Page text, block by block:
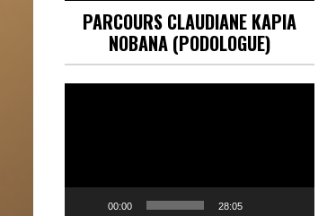
PARCOURS CLAUDIANE KAPIA
NOBANA (PODOLOGUE)
00:00 28:05